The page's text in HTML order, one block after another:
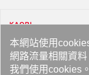
本網站使用
網路流量相關資
我們使用cookies
法律與商標 隱私權